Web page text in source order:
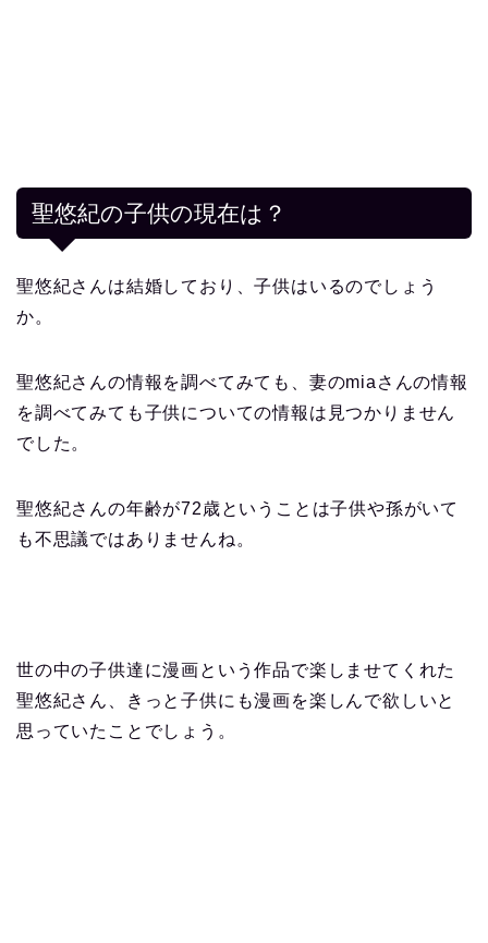
聖悠紀の子供の現在は？
聖悠紀さんは結婚しており、子供はいるのでしょう
か。
聖悠紀さんの情報を調べてみても、妻のmiaさんの情報
を調べてみても子供についての情報は見つかりません
でした。
聖悠紀さんの年齢が72歳ということは子供や孫がいて
も不思議ではありませんね。
世の中の子供達に漫画という作品で楽しませてくれた
聖悠紀さん、きっと子供にも漫画を楽しんで欲しいと
思っていたことでしょう。